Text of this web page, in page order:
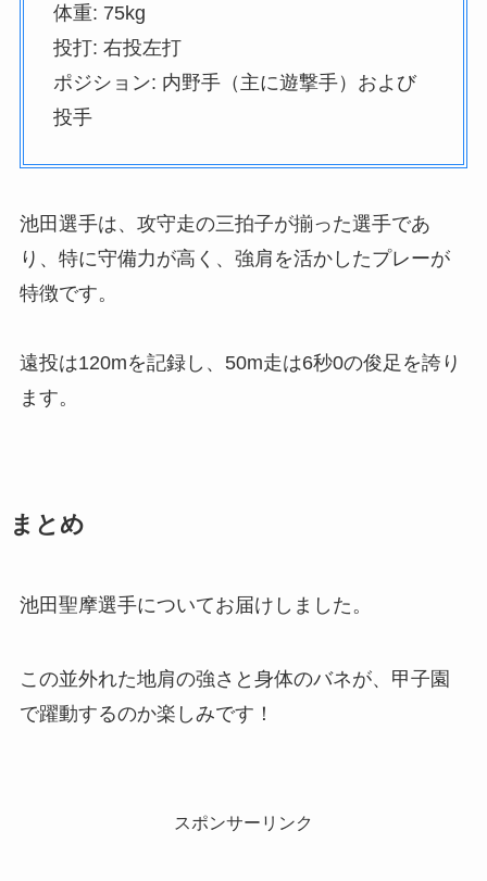
体重: 75kg
投打: 右投左打
ポジション: 内野手（主に遊撃手）および
投手
池田選手は、攻守走の三拍子が揃った選手であ
り、特に守備力が高く、強肩を活かしたプレーが
特徴です。
遠投は120mを記録し、50m走は6秒0の俊足を誇り
ます。
まとめ
池田聖摩選手についてお届けしました。
この並外れた地肩の強さと身体のバネが、甲子園
で躍動するのか楽しみです！
スポンサーリンク